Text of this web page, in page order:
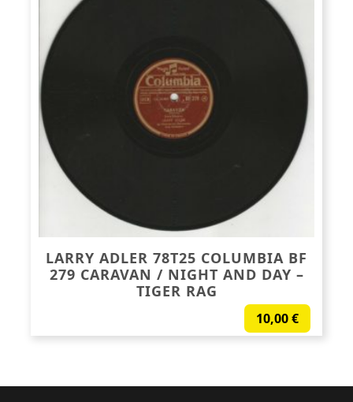
LARRY ADLER 78T25 COLUMBIA BF
279 CARAVAN / NIGHT AND DAY –
TIGER RAG
10,00€